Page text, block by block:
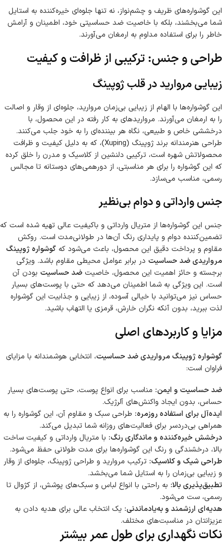
این گوشواره‌های ظریف و چشم‌نواز، نه تنها جلوه‌ای خیره‌کننده به استایل
شما می‌بخشند، بلکه با خاصیت ضد حساسیتی خود، اطمینان و آرامش
خاطر را برای استفاده مداوم به ارمغان می‌آورند.
طراحی و جنس: ترکیبی از ظرافت و کیفیت
زیبایی مروارید در قلب ژوپینگ
این گوشواره‌ها با الهام از زیبایی بی‌زمان مروارید، جلوه‌ای از وقار و اصالت
را به ارمغان می‌آورند. مرواریدهای به کار رفته در این محصول، با
درخششی خاص و طبیعی، نگاه هر بیننده‌ای را به خود جلب می‌کنند.
طراحی هنرمندانه برند ژوپینگ (Xuping)، که به دلیل کیفیت و ظرافت
محصولاتش شهره است، ترکیبی دلنشین از کلاسیک و مدرن را خلق کرده
که این گوشواره را برای هر مناسبتی، از دورهمی‌های دوستانه تا مجالس
رسمی، مناسب می‌سازد.
جنس وارداتی و دوام بی‌نظیر
جنس این گوشواره‌ها از متریال وارداتی و باکیفیت عالی تهیه شده است که
تضمین‌کننده دوام و پایداری رنگ آن‌ها در طولانی‌مدت است. روکش
مقاوم و پرداخت دقیق این محصول، باعث می‌شود که گوشواره ژوپینگ
مرواریدی ضد حساسیت در برابر عوامل محیطی مقاوم باشد. ویژگی
برجسته و حائز اهمیت این محصول، خاصیت ضد حساسیت بودن آن
است. این ویژگی به شما اطمینان می‌دهد که حتی با پوست‌های بسیار
حساس نیز می‌توانید با خیالی آسوده، از زیبایی و جذابیت این گوشواره
لذت ببرید، بدون آنکه نگران خارش، قرمزی یا التهاب باشید.
مزایا و کاربردهای اصلی
گوشواره ژوپینگ مرواریدی ضد حساسیت، انتخابی هوشمندانه با مزایای
فراوان است:
ضد حساسیت و ایمن: مناسب برای انواع پوست، حتی پوست‌های بسیار
حساس، بدون ایجاد واکنش‌های آلرژیک.
ایده‌آل برای استفاده روزمره: طراحی سبک و مقاوم آن، این گوشواره را به
همراهی بی‌دردسر برای فعالیت‌های روزانه شما تبدیل می‌کند.
درخشش خیره‌کننده و ماندگاری رنگ: با متریال وارداتی و کیفیت ساخت
بالا، درخشندگی و رنگ این گوشواره‌ها برای مدت طولانی حفظ می‌شود.
طراحی شیک و کلاسیک: ترکیب مروارید و طراحی ژوپینگ، جلوه‌ای از وقار
و زیبایی بی‌زمان را به استایل شما می‌بخشد.
تطبیق‌پذیری بالا: به راحتی با انواع لباس و سبک‌های پوشش، از کژوال تا
رسمی، ست می‌شود.
هدیه‌ای ارزشمند و به‌یادماندنی: یک انتخاب عالی برای هدیه دادن به
عزیزانتان در مناسبت‌های مختلف.
نکات نگهداری برای طول عمر بیشتر